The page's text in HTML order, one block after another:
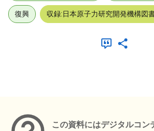
復興 収録:日本原子力研究開発機構図
この資料にはデジタルコン